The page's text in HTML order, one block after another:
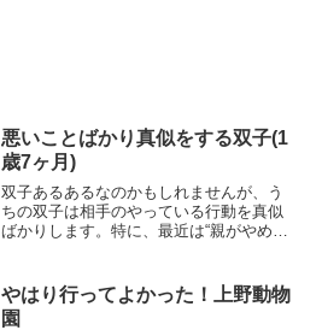
悪いことばかり真似をする双子(1
歳7ヶ月)
双子あるあるなのかもしれませんが、う
ちの双子は相手のやっている行動を真似
ばかりします。特に、最近は“親がやめて
も絶対同じことをするんですよね。怒ら
れたいのか？はたま...
やはり行ってよかった！上野動物
園